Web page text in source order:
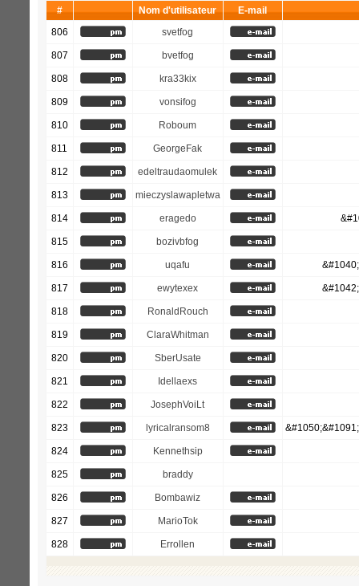
# Nom d'utilisateur
E-mail
806
svetfog
807 bvetfog
808 kra33kix
809 vonsifog
810 Roboum
811 GeorgeFak
812 edeltraudaomulek
813 mieczyslawapletwa
814 eragedo
815 bozivbfog
816 uqafu
817 ewytexex
818 RonaldRouch
819 ClaraWhitman
820 SberUsate
821 Idellaexs
822 JosephVoiLt
823 lyricalransom8
824 Kennethsip
825 braddy
826 Bombawiz
827 MarioTok
828 Errollen